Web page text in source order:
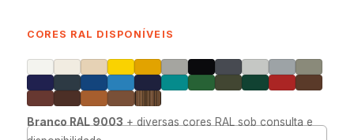
CORES RAL DISPONÍVEIS
Branco RAL 9003 + diversas cores RAL sob consulta e